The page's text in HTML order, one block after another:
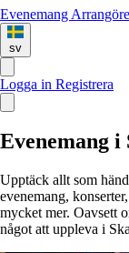
Evenemang
sv
Logga in Registrera
Evenemang
Upptäck allt som
evenemang,
mycket mer. Oavsett
något att uppleva i